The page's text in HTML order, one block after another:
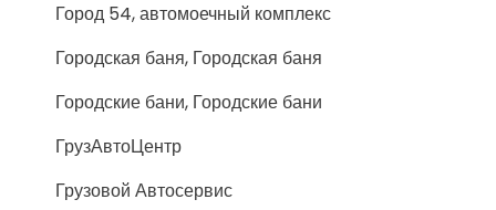
Город 54, автомоечный комплекс
Городская баня, Городская баня
Городские бани, Городские бани
ГрузАвтоЦентр
Грузовой Автосервис